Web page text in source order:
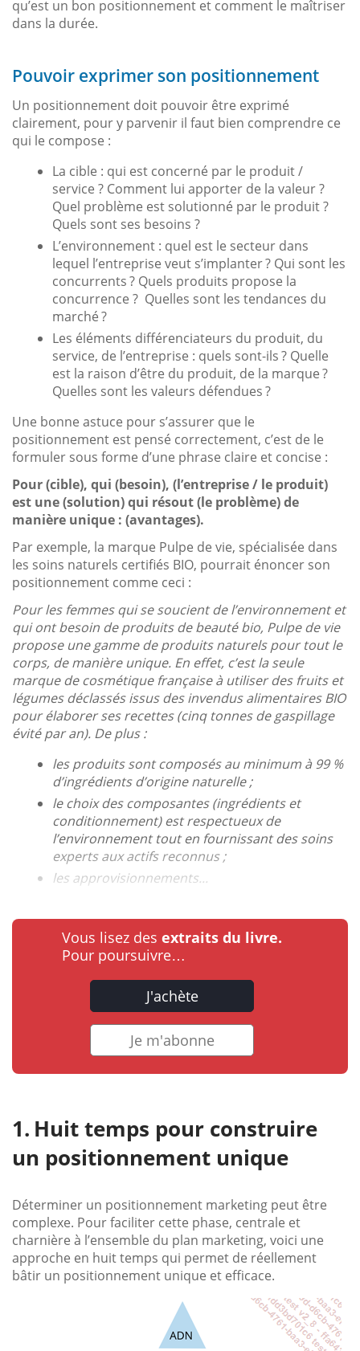
qu’est un bon positionnement et comment le maîtriser
dans la durée.
Pouvoir exprimer son positionnement
Un positionnement doit pouvoir être exprimé
clairement, pour y parvenir il faut bien comprendre ce
qui le compose :
La cible : qui est concerné par le produit /
service ? Comment lui apporter de la valeur ?
Quel problème est solutionné par le produit ?
Quels sont ses besoins ?
L’environnement : quel est le secteur dans
lequel l’entreprise veut s’implanter ? Qui sont les
concurrents ? Quels produits propose la
concurrence ? Quelles sont les tendances du
marché ?
Les éléments différenciateurs du produit, du
service, de l’entreprise : quels sont-ils ? Quelle
est la raison d’être du produit, de la marque ?
Quelles sont les valeurs défendues ?
Une bonne astuce pour s’assurer que le
positionnement est pensé correctement, c’est de le
formuler sous forme d’une phrase claire et concise :
Pour (cible), qui (besoin), (l’entreprise / le produit)
est une (solution) qui résout (le problème) de
manière unique : (avantages).
Par exemple, la marque Pulpe de vie, spécialisée dans
les soins naturels certifiés BIO, pourrait énoncer son
positionnement comme ceci :
Pour les femmes qui se soucient de l’environnement et
qui ont besoin de produits de beauté bio, Pulpe de vie
propose une gamme de produits naturels pour tout le
corps, de manière unique. En effet, c’est la seule
marque de cosmétique française à utiliser des fruits et
légumes déclassés issus des invendus alimentaires BIO
pour élaborer ses recettes (cinq tonnes de gaspillage
évité par an). De plus :
les produits sont composés au minimum à 99 %
d’ingrédients d’origine naturelle ;
le choix des composantes (ingrédients et
conditionnement) est respectueux de
l’environnement tout en fournissant des soins
experts aux actifs reconnus ;
les approvisionnements...
Vous lisez des extraits du livre.
Pour poursuivre…
J'achète
Je m'abonne
Huit temps pour construire
un positionnement unique
Déterminer un positionnement marketing peut être
complexe. Pour faciliter cette phase, centrale et
charnière à l’ensemble du plan marketing, voici une
approche en huit temps qui permet de réellement
bâtir un positionnement unique et efficace.